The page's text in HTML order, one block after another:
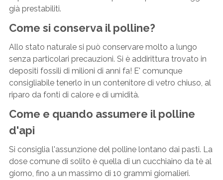
già prestabiliti.
Come si conserva il polline?
Allo stato naturale si può conservare molto a lungo
senza particolari precauzioni. Si è addirittura trovato in
depositi fossili di milioni di anni fa! E' comunque
consigliabile tenerlo in un contenitore di vetro chiuso, al
riparo da fonti di calore e di umidità.
Come e quando assumere il polline
d'api
Si consiglia l'assunzione del polline lontano dai pasti. La
dose comune di solito è quella di un cucchiaino da tè al
giorno, fino a un massimo di 10 grammi giornalieri.